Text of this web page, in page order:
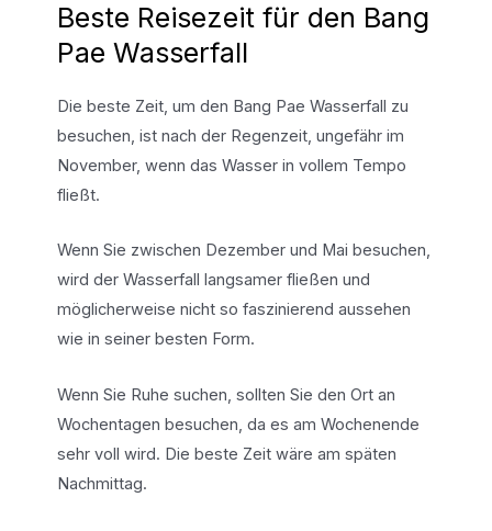
Beste Reisezeit für den Bang
Pae Wasserfall
Die beste Zeit, um den Bang Pae Wasserfall zu
besuchen, ist nach der Regenzeit, ungefähr im
November, wenn das Wasser in vollem Tempo
fließt.
Wenn Sie zwischen Dezember und Mai besuchen,
wird der Wasserfall langsamer fließen und
möglicherweise nicht so faszinierend aussehen
wie in seiner besten Form.
Wenn Sie Ruhe suchen, sollten Sie den Ort an
Wochentagen besuchen, da es am Wochenende
sehr voll wird. Die beste Zeit wäre am späten
Nachmittag.